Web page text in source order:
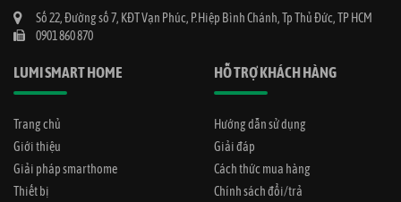
Số 22, Đường số 7, KĐT Vạn Phúc, P.Hiệp Bình Chánh, Tp Thủ Đức, TP HCM
0901 860 870
LUMI SMART HOME
Trang chủ
Giới thiệu
Giải pháp smarthome
Thiết bị
HỖ TRỢ KHÁCH HÀNG
Hướng dẫn sử dụng
Giải đáp
Cách thức mua hàng
Chính sách đổi/trả